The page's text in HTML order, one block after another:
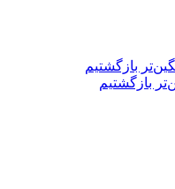
بازگشتیم